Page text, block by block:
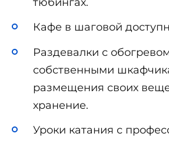
Кафе в шаговой
Раздевалки с
собственными
размещения своих
хранение.
Уроки катания с